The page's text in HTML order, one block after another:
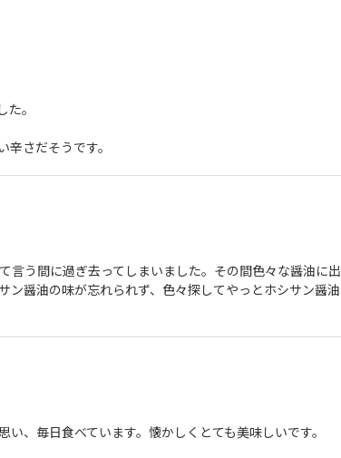
。
さだそうです。
言う間に過ぎ去ってしまいました。その間色々な醤油に出
醤油の味が忘れられず、色々探してやっとホシサン醤油
、毎日食べています。懐かしくとても美味しいです。